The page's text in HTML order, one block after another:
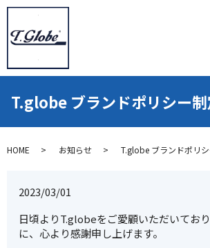
T.globe ブランドポリシー
HOME お知らせ T.globe ブランドポリ
2023/03/01
日頃よりT.globeをご愛顧いただいてお
に、心より感謝申し上げます。